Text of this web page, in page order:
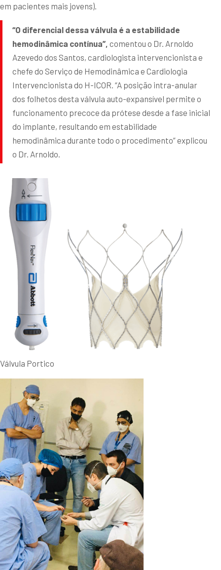
em pacientes mais jovens).
“O diferencial dessa válvula é a estabilidade
hemodinâmica contínua”, comentou o Dr. Arnoldo
Azevedo dos Santos, cardiologista intervencionista e
chefe do Serviço de Hemodinâmica e Cardiologia
Intervencionista do H-ICOR. “A posição intra-anular
dos folhetos desta válvula auto-expansível permite o
funcionamento precoce da prótese desde a fase inicial
do implante, resultando em estabilidade
hemodinâmica durante todo o procedimento” explicou
o Dr. Arnoldo.
Válvula Portico